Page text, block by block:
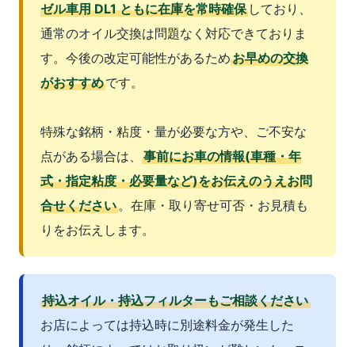
ゼル車用 DL1 ともに在庫を常時確保 しており、
通常のオイル交換は問題なく対応できておりま
す。今後の改定可能性があるためお早めの交換
がおすすめです。
特殊な銘柄・粘度・量が必要な方や、ご不安な
点がある場合は、
事前にお車の情報(車種・年
式・指定粘度・必要量など)をお伝えのうえお問
合せください。在庫・取り寄せ可否・お見積も
りをお伝えします。
持込オイル・持込フィルターもご相談ください
お店によっては持込時に別途料金が発生した